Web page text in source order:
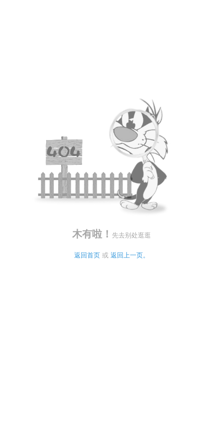
木有啦！ 先去别处逛逛
返回首页 或 返回上一页。